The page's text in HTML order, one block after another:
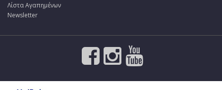
Λίστα Αγαπημένων
Newsletter